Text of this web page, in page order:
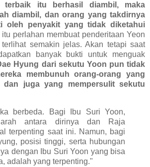
terbaik itu berhasil diambil, maka
diambil, dan orang yang takdirnya
oleh penyakit yang tidak diketahui
itu perlahan membuat penderitaan Yeon
semakin jelas. Akan tetapi saat
banyak bukti untuk menguak
Hyung dari sekutu Yoon pun tidak
membunuh orang-orang yang
dan juga yang mempersulit sekutu
berbeda. Bagi Ibu Suri Yoon,
antara dirinya dan Raja
terpenting saat ini. Namun, bagi
posisi tinggi, serta hubungan
dengan Ibu Suri Yoon yang bisa
adalah yang terpenting."